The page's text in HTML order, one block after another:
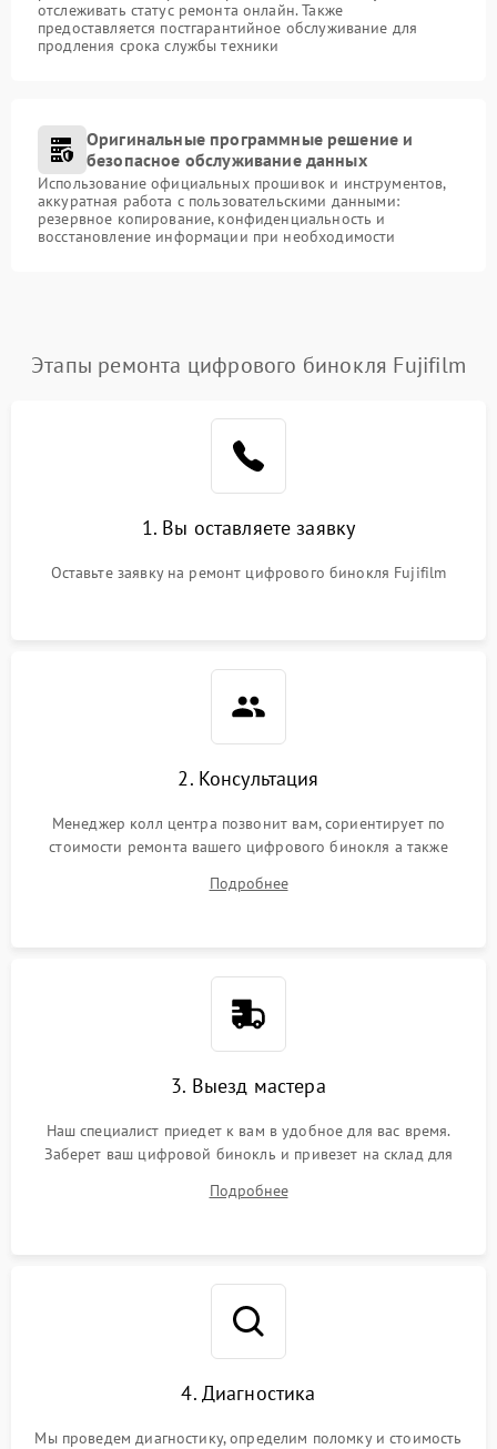
отслеживать статус ремонта онлайн. Также
предоставляется постгарантийное обслуживание для
продления срока службы техники
Оригинальные программные решение и
безопасное обслуживание данных
Использование официальных прошивок и инструментов,
аккуратная работа с пользовательскими данными:
резервное копирование, конфиденциальность и
восстановление информации при необходимости
Этапы ремонта цифрового бинокля Fujifilm
1. Вы оставляете заявку
Оставьте заявку на ремонт цифрового бинокля Fujifilm
2. Консультация
Менеджер колл центра позвонит вам, сориентирует по
стоимости ремонта вашего цифрового бинокля а также
Подробнее
3. Выезд мастера
Наш специалист приедет к вам в удобное для вас время.
Заберет ваш цифровой бинокль и привезет на склад для
Подробнее
4. Диагностика
Мы проведем диагностику, определим поломку и стоимость